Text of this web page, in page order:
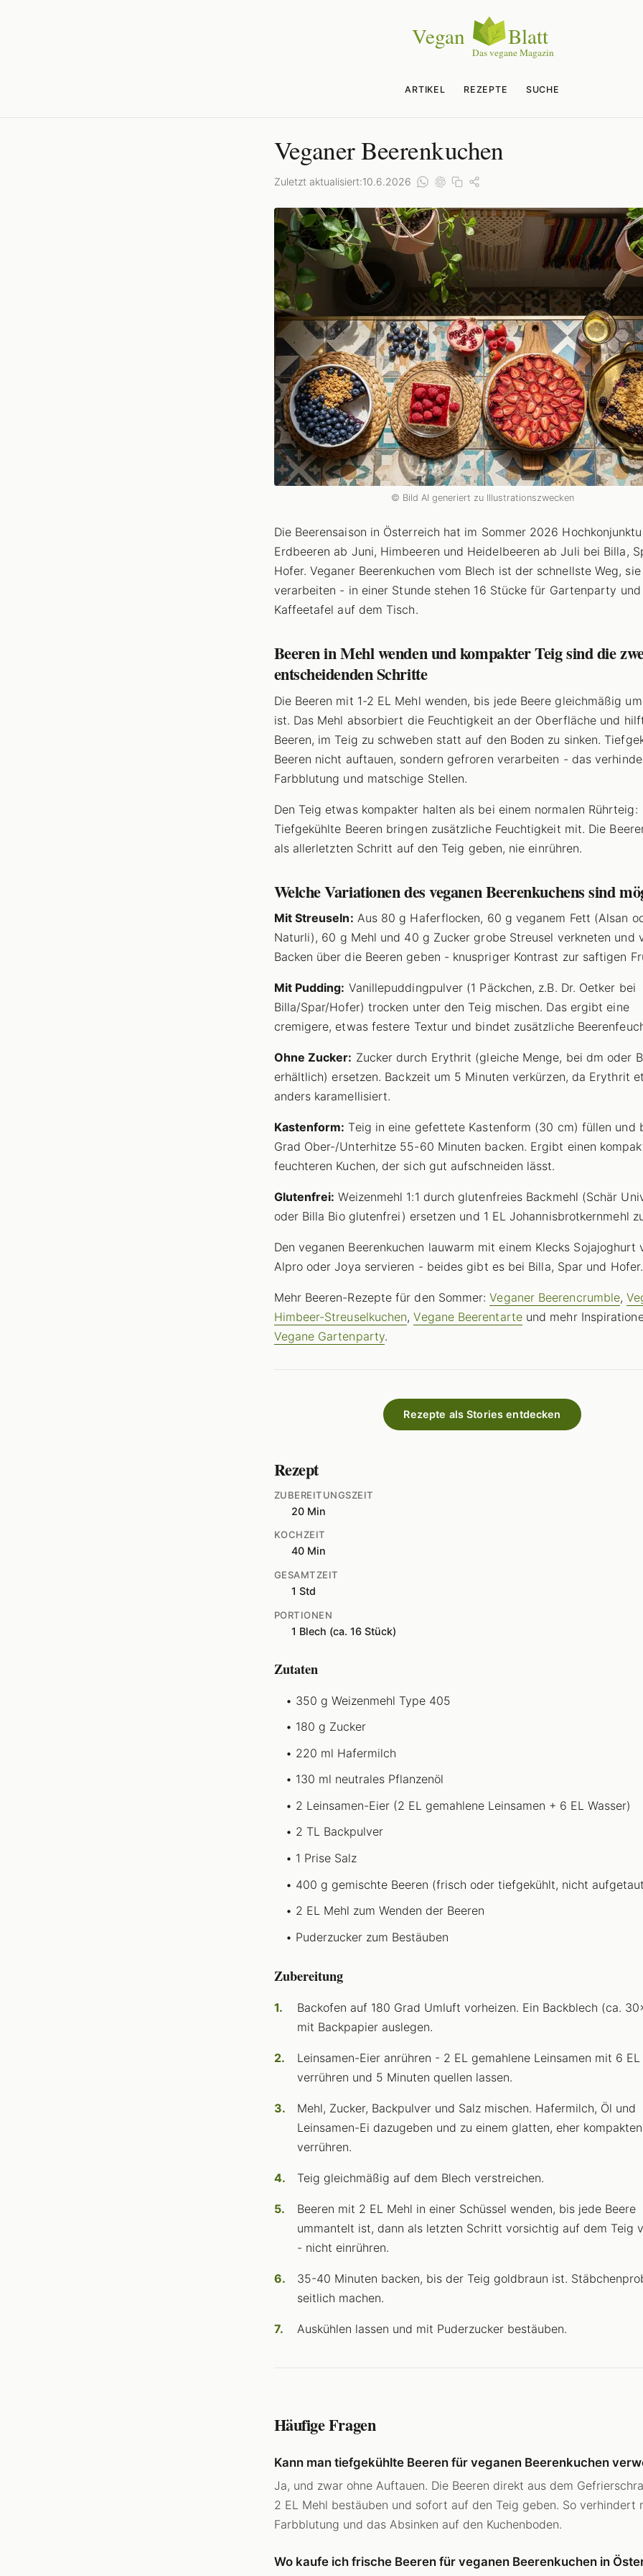
ARTIKEL REZEPTE SUCHE
Veganer Beerenkuchen
Zuletzt aktualisiert:10.6.2026
© Bild AI generiert zu Illustrationszwecken
Die Beerensaison in Österreich hat im Sommer 2026
Erdbeeren ab Juni, Himbeeren und Heidelbeeren ab Juli bei Billa,
Hofer. Veganer Beerenkuchen vom Blech ist der schnellste Weg,
verarbeiten - in einer Stunde stehen 16 Stücke für Gartenparty und
Kaffeetafel auf dem Tisch.
Beeren in Mehl wenden und kompakter Teig sind die
entscheidenden Schritte
Die Beeren mit 1-2 EL Mehl wenden, bis jede Beere gleichmäßig
ist. Das Mehl absorbiert die Feuchtigkeit an der Oberfläche und
Beeren, im Teig zu schweben statt auf den Boden zu sinken.
Beeren nicht auftauen, sondern gefroren verarbeiten - das
Farbblutung und matschige Stellen.
Den Teig etwas kompakter halten als bei einem normalen Rührteig:
Tiefgekühlte Beeren bringen zusätzliche Feuchtigkeit mit. Die
als allerletzten Schritt auf den Teig geben, nie einrühren.
Welche Variationen des veganen Beerenkuchens sind
Mit Streuseln: Aus 80 g Haferflocken, 60 g veganem Fett (Alsan
Naturli), 60 g Mehl und 40 g Zucker grobe Streusel verkneten und
Backen über die Beeren geben - knuspriger Kontrast zur saftigen
Mit Pudding: Vanillepuddingpulver (1 Päckchen, z.B. Dr. Oetker bei
Billa/Spar/Hofer) trocken unter den Teig mischen. Das ergibt eine
cremigere, etwas festere Textur und bindet zusätzliche
Ohne Zucker: Zucker durch Erythrit (gleiche Menge, bei dm oder
erhältlich) ersetzen. Backzeit um 5 Minuten verkürzen, da Erythrit
anders karamellisiert.
Kastenform: Teig in eine gefettete Kastenform (30 cm) füllen und
Grad Ober-/Unterhitze 55-60 Minuten backen. Ergibt einen
feuchteren Kuchen, der sich gut aufschneiden lässt.
Glutenfrei: Weizenmehl 1:1 durch glutenfreies Backmehl (Schär
oder Billa Bio glutenfrei) ersetzen und 1 EL Johannisbrotkernmehl
Den veganen Beerenkuchen lauwarm mit einem Klecks Sojajoghurt
Alpro oder Joya servieren - beides gibt es bei Billa, Spar und Hofer.
Mehr Beeren-Rezepte für den Sommer:Veganer Beerencrumble,
Himbeer-Streuselkuchen,Vegane Beerentarteund mehr
Vegane Gartenparty.
Rezepte als Stories entdecken
Rezept
ZUBEREITUNGSZEIT
20 Min
KOCHZEIT
40 Min
GESAMTZEIT
1 Std
PORTIONEN
1 Blech (ca. 16 Stück)
Zutaten
350 g Weizenmehl Type 405
180 g Zucker
220 ml Hafermilch
130 ml neutrales Pflanzenöl
2 Leinsamen-Eier (2 EL gemahlene Leinsamen + 6 EL Wasser)
2 TL Backpulver
1 Prise Salz
400 g gemischte Beeren (frisch oder tiefgekühlt, nicht
2 EL Mehl zum Wenden der Beeren
Puderzucker zum Bestäuben
Zubereitung
Backofen auf 180 Grad Umluft vorheizen. Ein Backblech (ca.
mit Backpapier auslegen.
Leinsamen-Eier anrühren - 2 EL gemahlene Leinsamen mit 6 EL
verrühren und 5 Minuten quellen lassen.
Mehl, Zucker, Backpulver und Salz mischen. Hafermilch, Öl und
Leinsamen-Ei dazugeben und zu einem glatten, eher
verrühren.
Teig gleichmäßig auf dem Blech verstreichen.
Beeren mit 2 EL Mehl in einer Schüssel wenden, bis jede Beere
ummantelt ist, dann als letzten Schritt vorsichtig auf dem Teig
- nicht einrühren.
35-40 Minuten backen, bis der Teig goldbraun ist.
seitlich machen.
Auskühlen lassen und mit Puderzucker bestäuben.
Häufige Fragen
Kann man tiefgekühlte Beeren für veganen Beerenkuchen
Ja, und zwar ohne Auftauen. Die Beeren direkt aus dem
2 EL Mehl bestäuben und sofort auf den Teig geben. So verhindert
Farbblutung und das Absinken auf den Kuchenboden.
Wo kaufe ich frische Beeren für veganen Beerenkuchen in